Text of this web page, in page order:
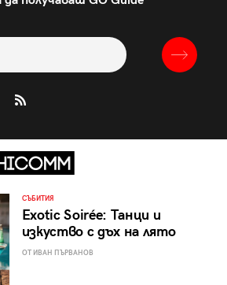
СЪБИТИЯ
Exotic Soirée: Танци и
изкуство с дъх на лято
ОТ ИВАН ПЪРВАНОВ